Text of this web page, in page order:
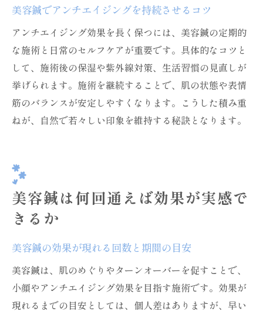
美容鍼でアンチエイジングを持続させるコツ
アンチエイジング効果を長く保つには、美容鍼の定期的
な施術と日常のセルフケアが重要です。具体的なコツと
して、施術後の保湿や紫外線対策、生活習慣の見直しが
挙げられます。施術を継続することで、肌の状態や表情
筋のバランスが安定しやすくなります。こうした積み重
ねが、自然で若々しい印象を維持する秘訣となります。
美容鍼は何回通えば効果が実感で
きるか
美容鍼の効果が現れる回数と期間の目安
美容鍼は、肌のめぐりやターンオーバーを促すことで、
小顔やアンチエイジング効果を目指す施術です。効果が
現れるまでの目安としては、個人差はありますが、早い